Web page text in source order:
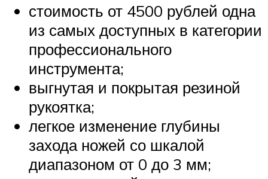
стоимость от 4500 рублей одна
из самых доступных в категории
профессионального
инструмента;
выгнутая и покрытая резиной
рукоятка;
легкое изменение глубины
захода ножей со шкалой
диапазоном от 0 до 3 мм;